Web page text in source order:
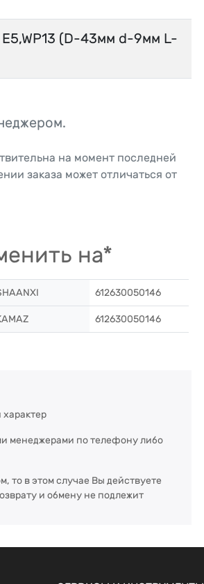
(D-43мм d-9мм L-
на момент последней
заказа может отличаться от
на*
612630050146
612630050146
менеджерами по телефону либо
то в этом случае Вы действуете
и обмену не подлежит